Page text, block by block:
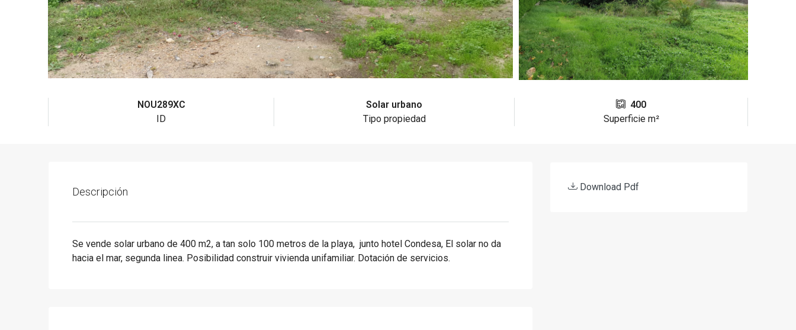
NOU289XC
ID
Solar urbano
Tipo propiedad
400
Superficie m²
Descripción
Se vende solar urbano de 400 m2, a tan solo 100 metros de la playa, junto hotel Condesa, El solar no da
hacia el mar, segunda linea. Posibilidad construir vivienda unifamiliar. Dotación de servicios.
Download Pdf